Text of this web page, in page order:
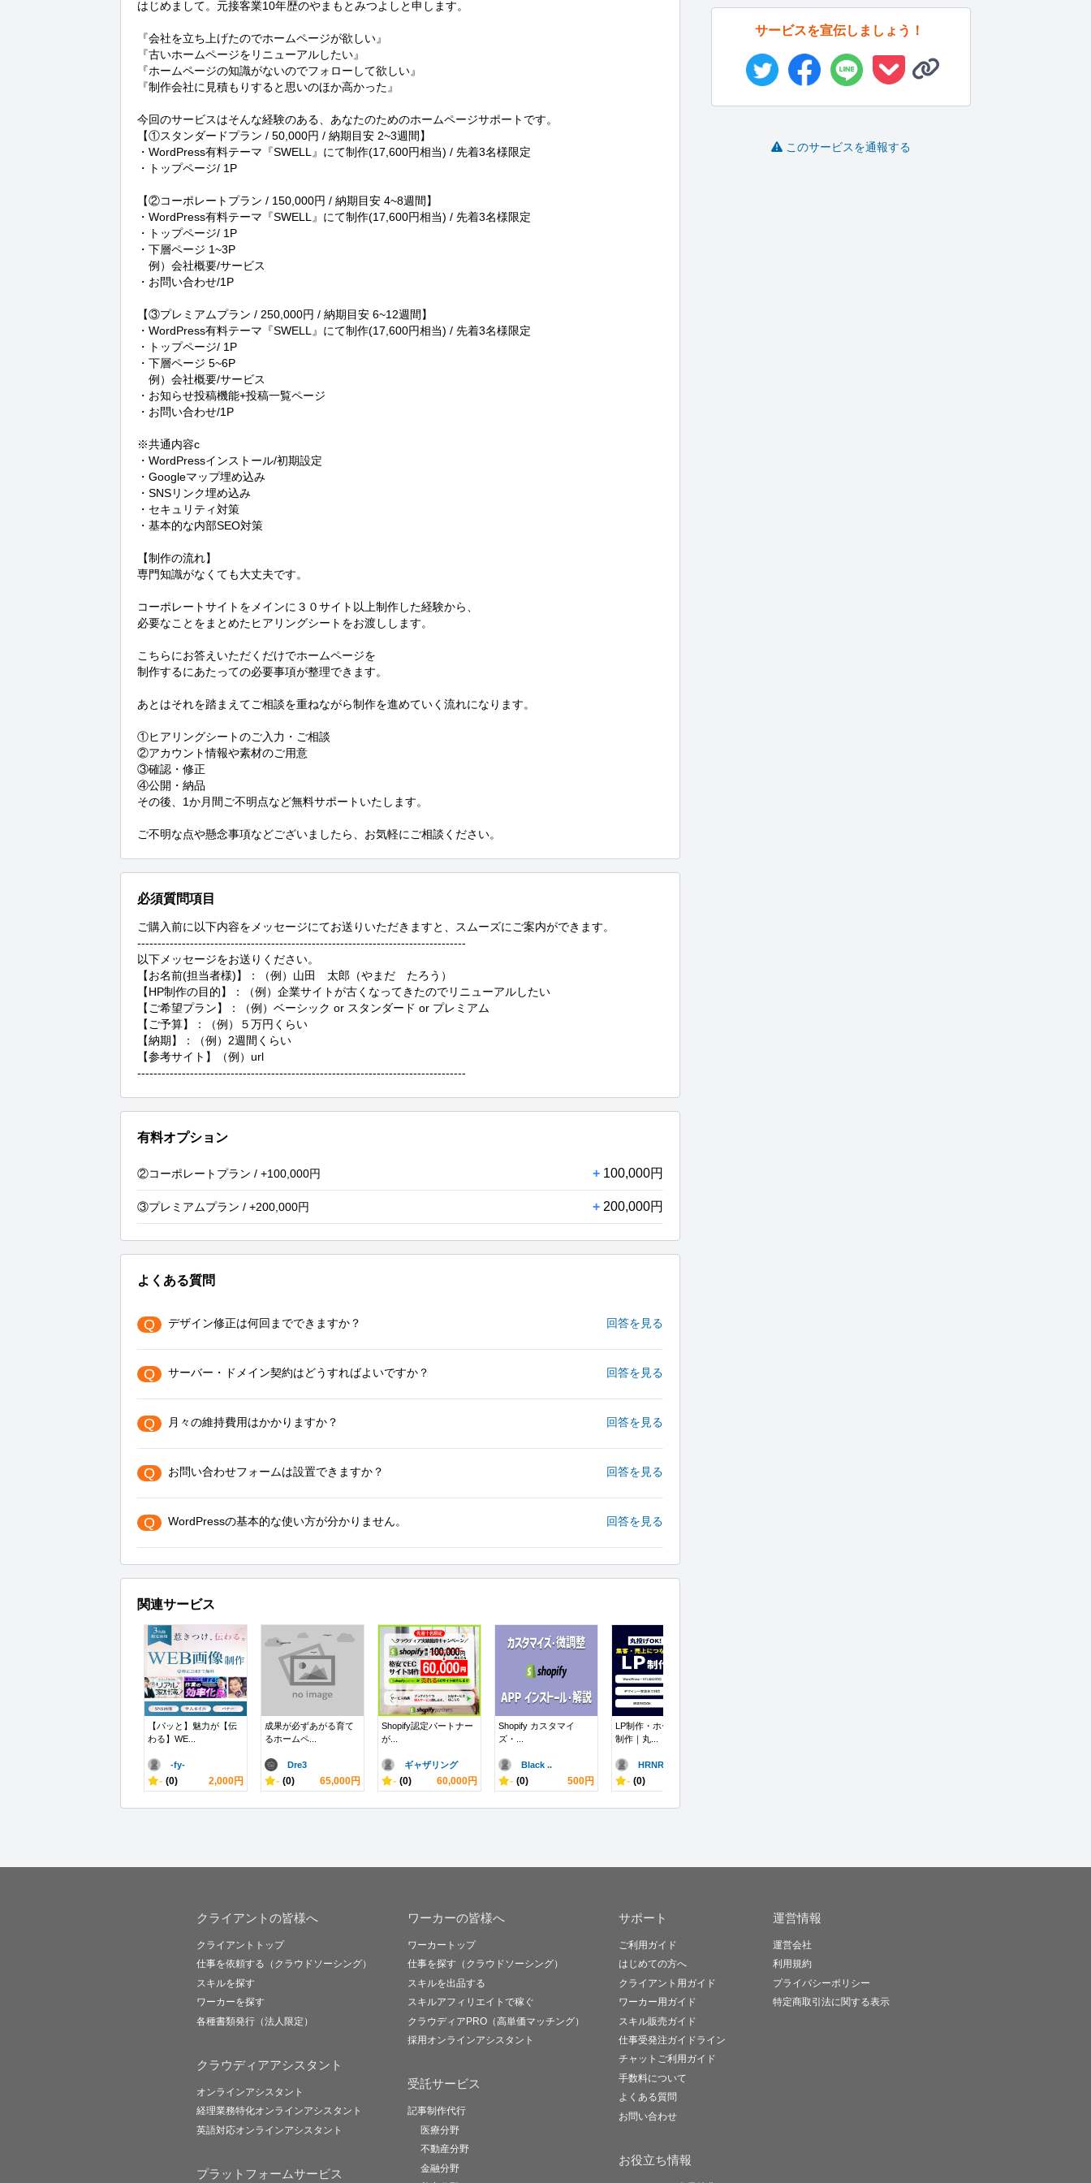
はじめまして。元接客業10年歴のやまもとみつよしと申します。
『会社を立ち上げたのでホームページが欲しい』
『古いホームページをリニューアルしたい』
『ホームページの知識がないのでフォローして欲しい』
『制作会社に見積もりすると思いのほか高かった』
今回のサービスはそんな経験のある、あなたのためのホームページサポートです。
【①スタンダードプラン / 50,000円 / 納期目安 2~3週間】
・WordPress有料テーマ『SWELL』にて制作(17,600円相当) / 先着3名様限定
・トップページ/ 1P
【②コーポレートプラン / 150,000円 / 納期目安 4~8週間】
・WordPress有料テーマ『SWELL』にて制作(17,600円相当) / 先着3名様限定
・トップページ/ 1P
・下層ページ 1~3P
例）会社概要/サービス
・お問い合わせ/1P
【③プレミアムプラン / 250,000円 / 納期目安 6~12週間】
・WordPress有料テーマ『SWELL』にて制作(17,600円相当) / 先着3名様限定
・トップページ/ 1P
・下層ページ 5~6P
例）会社概要/サービス
・お知らせ投稿機能+投稿一覧ページ
・お問い合わせ/1P
※共通内容c
・WordPressインストール/初期設定
・Googleマップ埋め込み
・SNSリンク埋め込み
・セキュリティ対策
・基本的な内部SEO対策
【制作の流れ】
専門知識がなくても大丈夫です。
コーポレートサイトをメインに３０サイト以上制作した経験から、
必要なことをまとめたヒアリングシートをお渡しします。
こちらにお答えいただくだけでホームページを
制作するにあたっての必要事項が整理できます。
あとはそれを踏まえてご相談を重ねながら制作を進めていく流れになります。
①ヒアリングシートのご入力・ご相談
②アカウント情報や素材のご用意
③確認・修正
④公開・納品
その後、1か月間ご不明点など無料サポートいたします。
ご不明な点や懸念事項などございましたら、お気軽にご相談ください。
必須質問項目
ご購入前に以下内容をメッセージにてお送りいただきますと、スムーズにご案内ができます。
---------------------------------------------------------------------------------
以下メッセージをお送りください。
【お名前(担当者様)】：（例）山田　太郎（やまだ　たろう）
【HP制作の目的】：（例）企業サイトが古くなってきたのでリニューアルしたい
【ご希望プラン】：（例）ベーシック or スタンダード or プレミアム
【ご予算】：（例）５万円くらい
【納期】：（例）2週間くらい
【参考サイト】（例）url
---------------------------------------------------------------------------------
有料オプション
②コーポレートプラン / +100,000円 + 100,000円
③プレミアムプラン / +200,000円 + 200,000円
よくある質問
Q デザイン修正は何回までできますか？ 回答を見る
Q サーバー・ドメイン契約はどうすればよいですか？ 回答を見る
Q 月々の維持費用はかかりますか？ 回答を見る
Q お問い合わせフォームは設置できますか？ 回答を見る
Q WordPressの基本的な使い方が分かりません。 回答を見る
関連サービス
【パッと】魅力が【伝
わる】WE...
-fy-
- (0) 2,000円
成果が必ずあがる育て
るホームペ...
Dre3
- (0) 65,000円
Shopify認定パートナー
が...
ギャザリング
- (0) 60,000円
Shopify カスタマイ
ズ・...
Black ..
- (0) 500円
LP制作・ホームページ
制作｜丸...
HRNR37
- (0)
サービスを宣伝しましょう！
このサービスを通報する
クライアントの皆様へ
クライアントトップ
仕事を依頼する（クラウドソーシング）
スキルを探す
ワーカーを探す
各種書類発行（法人限定）
クラウディアアシスタント
オンラインアシスタント
経理業務特化オンラインアシスタント
英語対応オンラインアシスタント
プラットフォームサービス
ワーカーの皆様へ
ワーカートップ
仕事を探す（クラウドソーシング）
スキルを出品する
スキルアフィリエイトで稼ぐ
クラウディアPRO（高単価マッチング）
採用オンラインアシスタント
受託サービス
記事制作代行
医療分野
不動産分野
金融分野
サポート
ご利用ガイド
はじめての方へ
クライアント用ガイド
ワーカー用ガイド
スキル販売ガイド
仕事受発注ガイドライン
チャットご利用ガイド
手数料について
よくある質問
お問い合わせ
お役立ち情報
運営情報
運営会社
利用規約
プライバシーポリシー
特定商取引法に関する表示